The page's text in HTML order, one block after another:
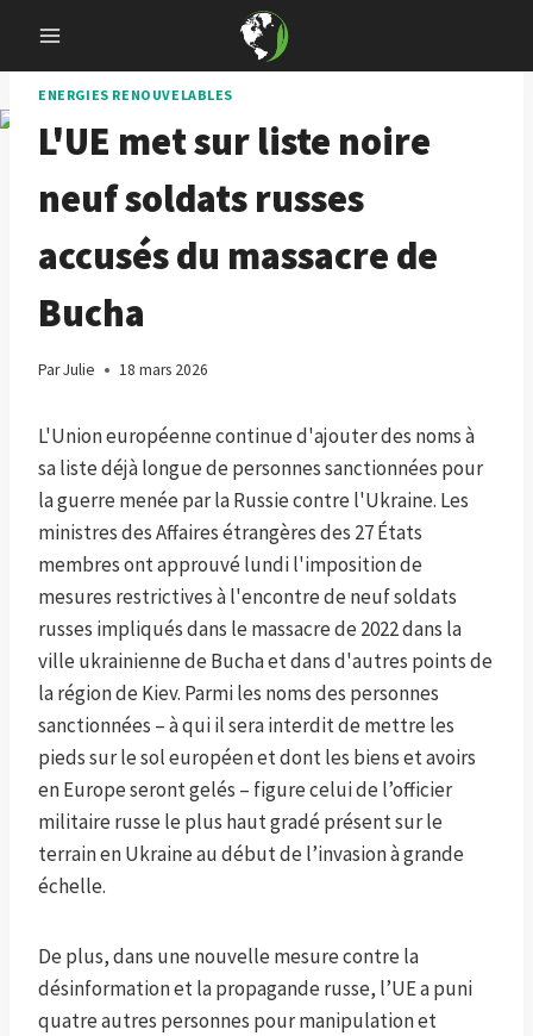
content
ENERGIES RENOUVELABLES
L'UE met sur liste noire
neuf soldats russes
accusés du massacre de
Bucha
ParJulie 18 mars 2026
L'Union européenne continue d'ajouter des noms à
sa liste déjà longue de personnes sanctionnées pour
la guerre menée par la Russie contre l'Ukraine. Les
ministres des Affaires étrangères des 27 États
membres ont approuvé lundi l'imposition de
mesures restrictives à l'encontre de neuf soldats
russes impliqués dans le massacre de 2022 dans la
ville ukrainienne de Bucha et dans d'autres points de
la région de Kiev. Parmi les noms des personnes
sanctionnées – à qui il sera interdit de mettre les
pieds sur le sol européen et dont les biens et avoirs
en Europe seront gelés – figure celui de l’officier
militaire russe le plus haut gradé présent sur le
terrain en Ukraine au début de l’invasion à grande
échelle.
De plus, dans une nouvelle mesure contre la
désinformation et la propagande russe, l’UE a puni
quatre autres personnes pour manipulation et